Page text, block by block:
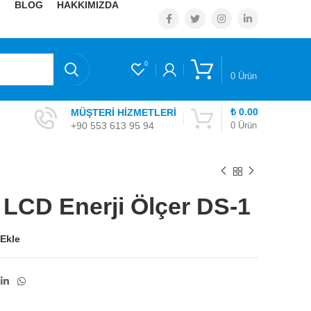
BLOG HAKKIMIZDA
0
0 Ürün
MÜŞTERİ HİZMETLERİ
+90 553 613 95 94
0 Ürün
₺ 0.00
LCD Enerji Ölçer DS-1